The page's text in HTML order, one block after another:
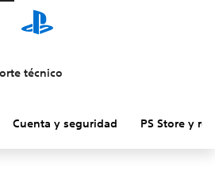
técnico
Cuenta y seguridad PS Store y